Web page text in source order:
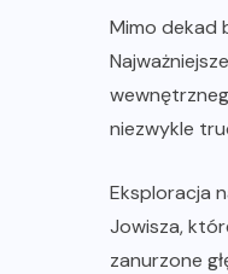
Mimo dekad
niezwykle
Eksploracja
Jowisza,
zanurzone